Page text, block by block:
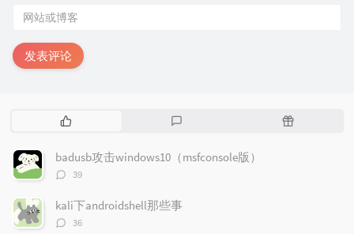
发表评论
热
文
章
随
badusb攻击windows10（msfconsole版）
评
数：
39
kali下androidshell那些事
评
36